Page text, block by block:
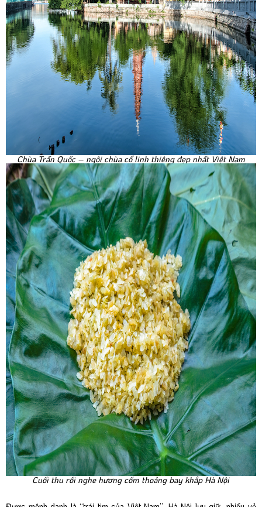
Chùa Trấn Quốc – ngôi chùa cổ linh thiêng đẹp nhất Việt Nam
Cuối thu rồi nghe hương cốm thoảng bay khắp Hà Nội